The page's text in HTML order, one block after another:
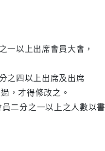
以上出席會員大會，
四以上出席及出席
才得修改之。
二分之一以上之人數以書